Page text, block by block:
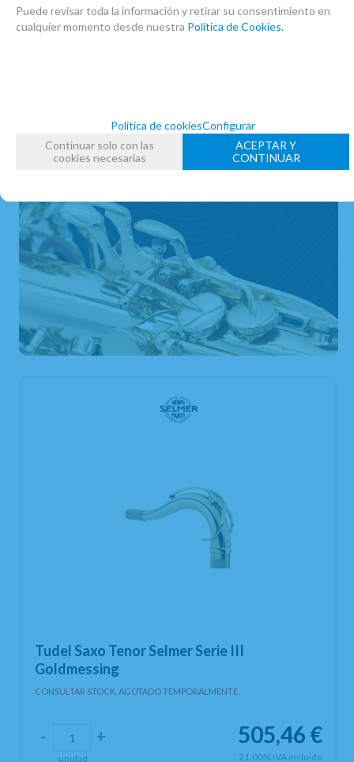
Tudel Saxo Tenor Selmer Serie III
Goldmessing
CONSULTAR STOCK. AGOTADO TEMPORALMENTE.
505,46 €
21.00% IVA incluido
- +
unidad
Puede revisar toda la información y retirar su consentimiento en
cualquier momento desde nuestra Política de Cookies.
Política de cookiesConfigurar
Continuar solo con las
cookies necesarias
ACEPTAR Y
CONTINUAR